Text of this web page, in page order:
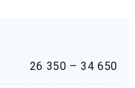
26 350 – 34 650